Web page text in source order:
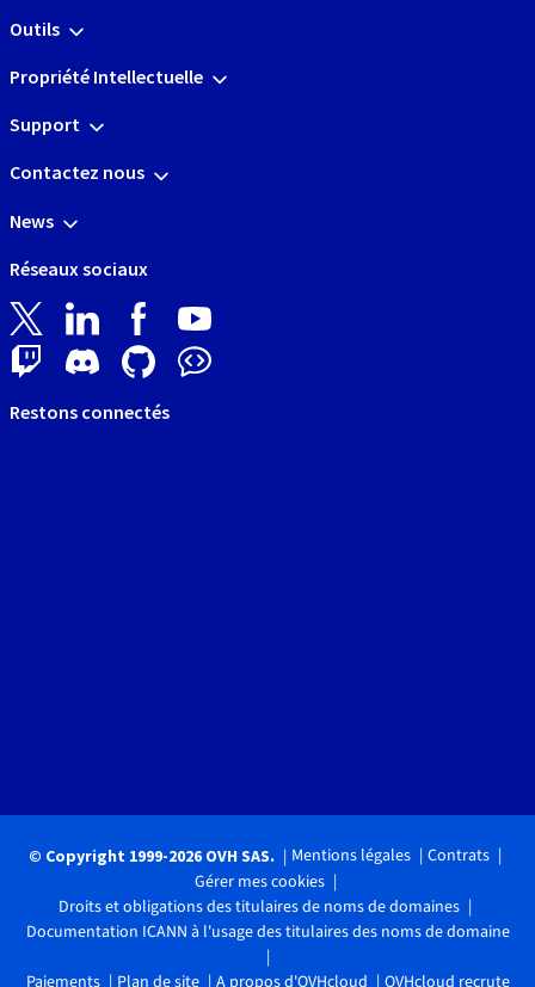
Outils
Propriété Intellectuelle
Support
Contactez nous
News
Réseaux sociaux
Restons connectés
© Copyright 1999-2026 OVH SAS. Mentions légales
Contrats
Gérer mes cookies
Droits et obligations des titulaires de noms de domaines
Documentation ICANN à l'usage des titulaires des noms de domaine
Paiements Plan de site A propos d'OVHcloud OVHcloud recrute